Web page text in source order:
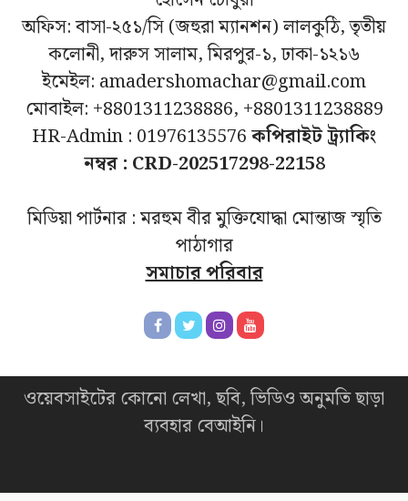
অফিস: বাসা-২৫১/সি (জহুরা ম্যানশন) লালকুঠি, তৃতীয়
কলোনী, দারুস সালাম, মিরপুর-১, ঢাকা-১২১৬
ইমেইল: amadershomachar@gmail.com
মোবাইল: +8801311238886, +8801311238889
HR-Admin : 01976135576কপিরাইট ট্র্যাকিং
নম্বর : CRD-202517298-22158
মিডিয়া পার্টনার : মরহুম বীর মুক্তিযোদ্ধা মোন্তাজ স্মৃতি
পাঠাগার
সমাচার পরিবার
ওয়েবসাইটের কোনো লেখা, ছবি, ভিডিও অনুমতি ছাড়া
ব্যবহার বেআইনি।